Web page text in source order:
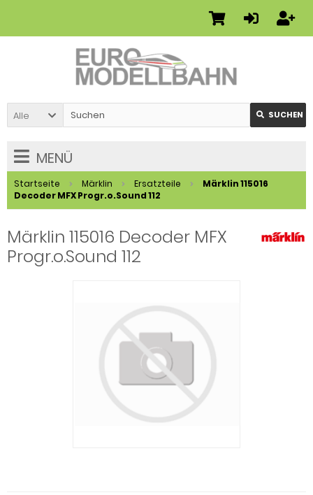
Alle SUCHEN
MENÜ
Startseite Märklin Ersatzteile
Märklin 115016
Decoder MFX Progr.o.Sound 112
Märklin 115016 Decoder MFX
Progr.o.Sound 112